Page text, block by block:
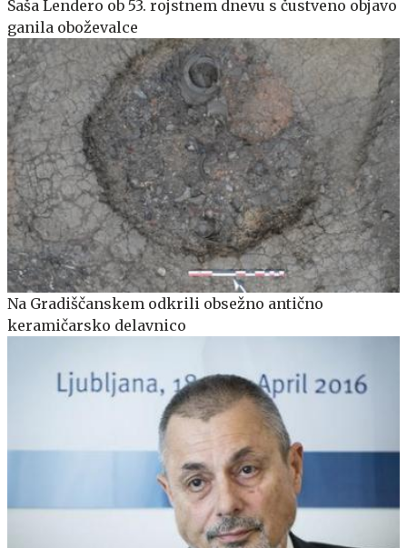
Saša Lendero ob 53. rojstnem dnevu s čustveno objavo
ganila oboževalce
Na Gradiščanskem odkrili obsežno antično
keramičarsko delavnico